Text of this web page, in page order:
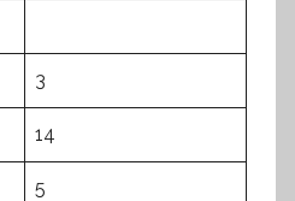
3
14
5